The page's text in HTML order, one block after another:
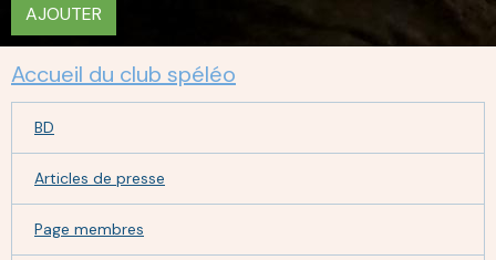
AJOUTER
Accueil du club spéléo
BD
Articles de presse
Page membres